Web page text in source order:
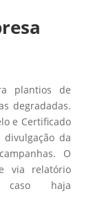
plantios de
degradadas.
e Certificado
da
O
via relatório
caso haja